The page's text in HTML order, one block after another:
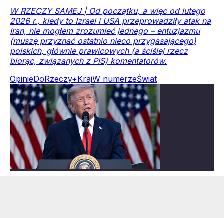
W RZECZY SAMEJ | Od początku, a więc od lutego
2026 r., kiedy to Izrael i USA przeprowadziły atak na
Iran, nie mogłem zrozumieć jednego – entuzjazmu
(muszę przyznać ostatnio nieco przygasającego)
polskich, głównie prawicowych (a ściślej rzecz
biorąc, związanych z PiS) komentatorów.
OpinieDoRzeczy+KrajW numerzeŚwiat